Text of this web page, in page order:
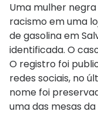
Uma mulher
racismo em uma
de gasolina em
identificada. O
O registro foi
redes sociais, no
nome foi
uma das mesas